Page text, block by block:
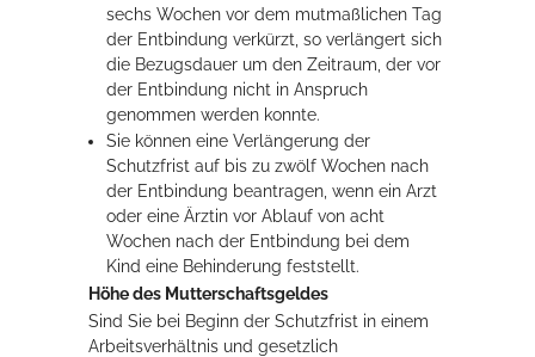
Erleben in Hockenheim
sechs Wochen vor dem mutmaßlichen Tag
der Entbindung verkürzt, so verlängert sich
die Bezugsdauer um den Zeitraum, der vor
der Entbindung nicht in Anspruch
genommen werden konnte.
Sie können eine Verlängerung der
Schutzfrist auf bis zu zwölf Wochen nach
der Entbindung beantragen, wenn ein Arzt
oder eine Ärztin vor Ablauf von acht
Wochen nach der Entbindung bei dem
Kind eine Behinderung feststellt.
Höhe des Mutterschaftsgeldes
Sind Sie bei Beginn der Schutzfrist in einem
Arbeitsverhältnis und gesetzlich